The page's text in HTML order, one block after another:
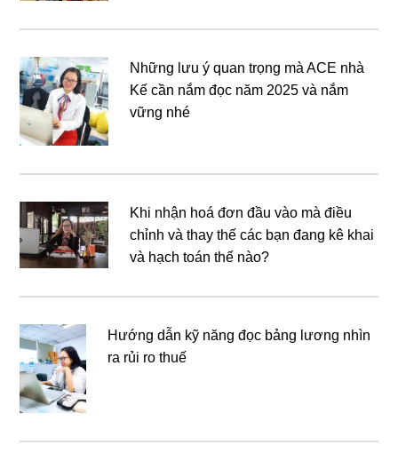
Những lưu ý quan trọng mà ACE nhà
Kế cần nắm đọc năm 2025 và nắm
vững nhé
Khi nhận hoá đơn đầu vào mà điều
chỉnh và thay thế các bạn đang kê khai
và hạch toán thế nào?
Hướng dẫn kỹ năng đọc bảng lương nhìn
ra rủi ro thuế